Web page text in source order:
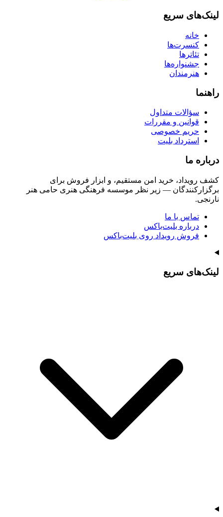
لینک‌های سریع
خانه
کنسرت‌ها
تئاترها
جشنواره‌ها
هنرمندان
راهنما
سؤالات متداول
قوانین و مقررات
حریم خصوصی
استرداد بلیت
درباره ما
کشف رویداد، خرید امن مستقیم، و ابزار فروش برای
برگزارکنندگان — زیر نظر موسسه فرهنگی هنری حامی هنر
نارنجی.
تماس با ما
درباره بلیت‌باکس
فروش رویداد روی بلیت‌باکس
لینک‌های سریع